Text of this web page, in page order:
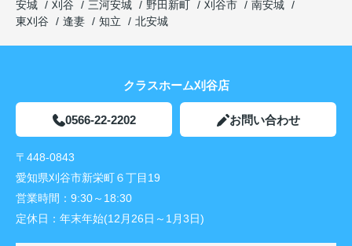
安城
刈谷 三河安城 野田新町 刈谷市
南安城
東刈谷
逢妻 知立 北安城
クラスホーム刈谷店
0566-22-2202 お問い合わせ
〒448-0843
愛知県刈谷市新栄町６丁目19
営業時間： 9:30～18:30
定休日： 年末年始(12月26日～1月3日)